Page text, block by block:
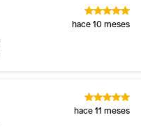
hace 10 meses
hace 11 meses